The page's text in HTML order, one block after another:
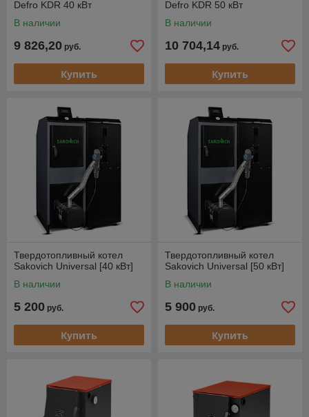
Defro KDR 40 кВт
В наличии
9 826,20 руб.
Купить
Defro KDR 50 кВт
В наличии
10 704,14 руб.
Купить
Твердотопливный котел
Sakovich Universal [40 кВт]
В наличии
5 200 руб.
Купить
Твердотопливный котел
Sakovich Universal [50 кВт]
В наличии
5 900 руб.
Купить